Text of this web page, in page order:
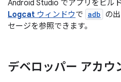
Android Studio でアプリをビル
Logcat ウィンドウで adb の
セージを参照できます。
デベロッパー アカウ